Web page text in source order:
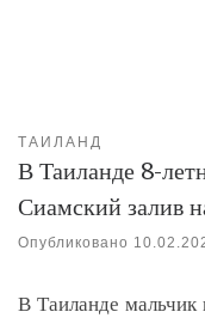
ТАИЛАНД
В Таиланде 8-
Сиамский залив
Опубликовано
В Таиланде мальчик